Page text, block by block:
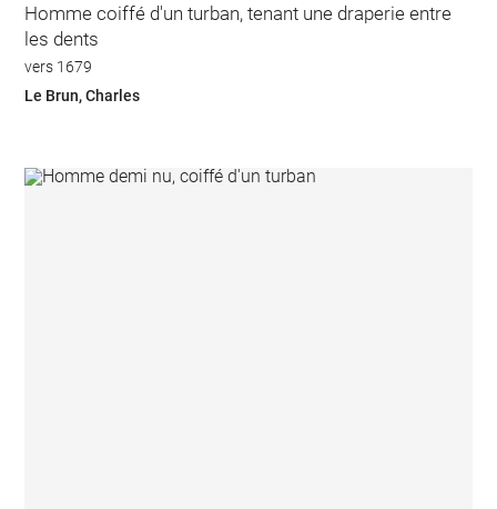
Homme coiffé d'un turban, tenant une draperie entre
les dents
vers 1679
Le Brun, Charles